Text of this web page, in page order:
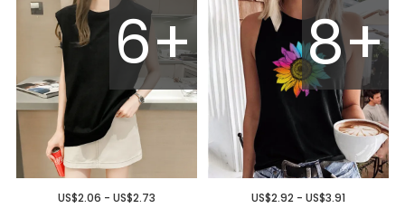
6+
US$2.06 - US$2.73
8+
US$2.92 - US$3.91